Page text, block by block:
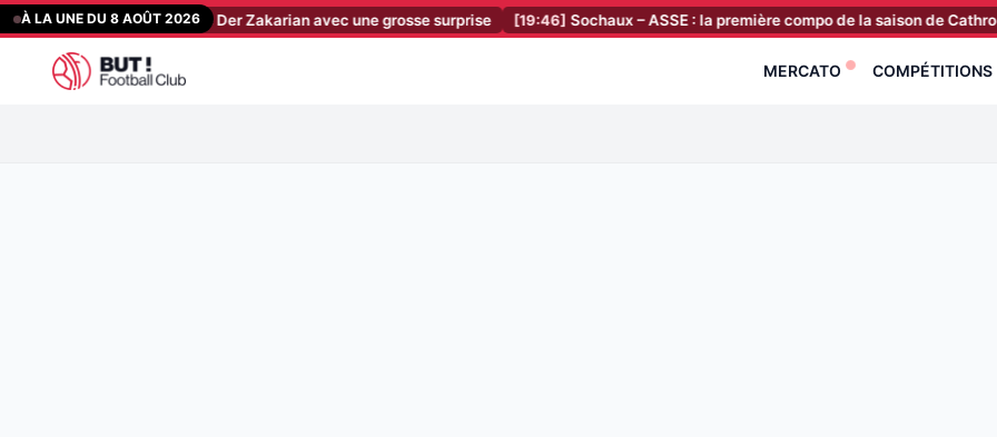
Aller
au
contenu
À LA UNE DU 8 AOÛT 2026
Star : la compo de Der Zakarian avec une grosse surprise [19:46] Sochaux – ASSE : la première compo de la saison de Cathro est
MERCATO COMPÉTITIONS